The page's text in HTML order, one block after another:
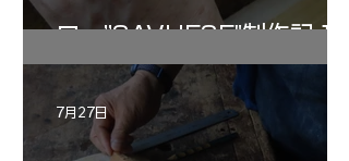
ロ ”SAVUESE"制作記１2
7月27日